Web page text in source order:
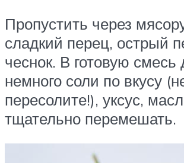
Пропустить через
сладкий перец, острый
чеснок. В готовую смесь
немного соли по вкусу
пересолите!), уксус,
тщательно перемешать.